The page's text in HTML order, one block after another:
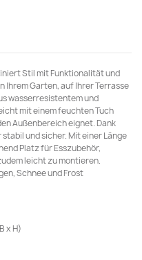
Stil mit Funktionalität und
Ihrem Garten, auf Ihrer Terrasse
wasserresistentem und
mit einem feuchten Tuch
Außenbereich eignet. Dank
und sicher. Mit einer Länge
Platz für Esszubehör,
leicht zu montieren.
Schnee und Frost
x H)